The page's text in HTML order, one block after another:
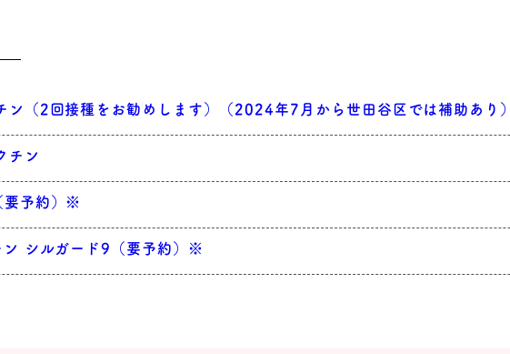
ン（2回接種をお勧めします）（2024年7月から世田谷区では補助あり
チン
要予約）※
ン シルガード9（要予約）※